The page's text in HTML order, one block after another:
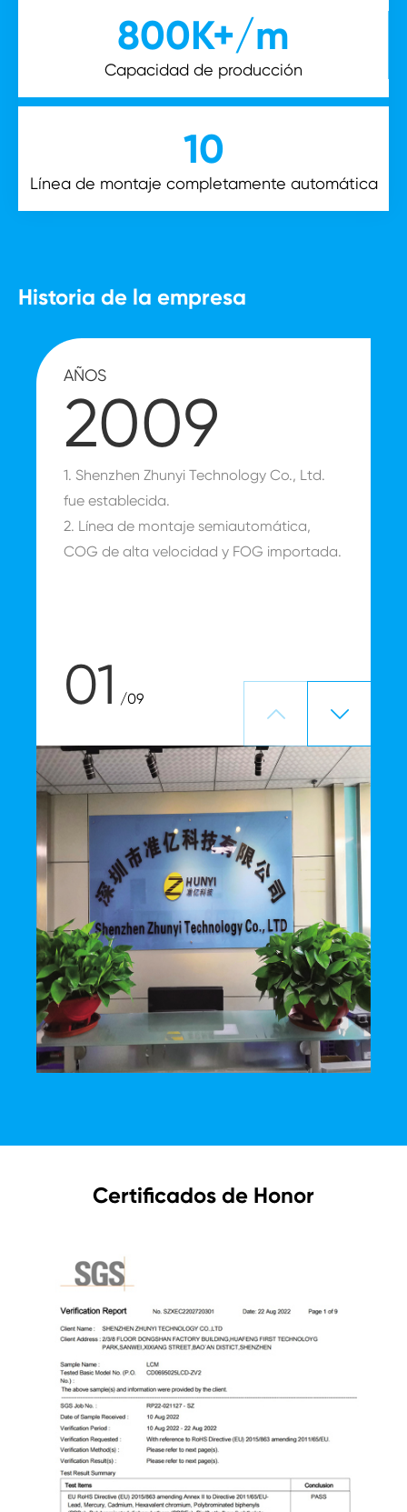
800K+/m
Capacidad de producción
10
Línea de montaje completamente automática
Historia de la empresa
AÑOS
2009
1. Shenzhen Zhunyi Technology Co., Ltd.
fue establecida.
2. Línea de montaje semiautomática,
COG de alta velocidad y FOG importada.
01 /09
 
Certificados de Honor